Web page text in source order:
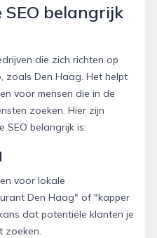
belangrijk
die zich richten op
zoals Den Haag. Het helpt
voor mensen die in de
zoeken. Hier zijn
SEO belangrijk is:
voor lokale
Den Haag" of "kapper
dat potentiële klanten je
zoeken.